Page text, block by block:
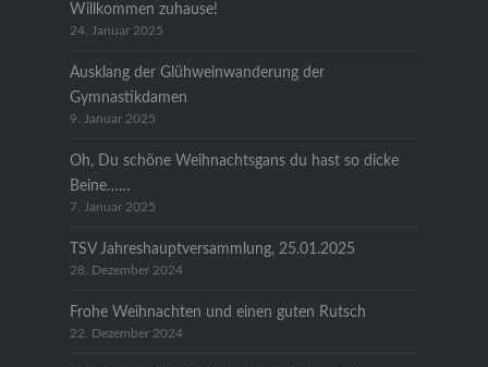
Willkommen zuhause!
24. Januar 2025
Ausklang der Glühweinwanderung der
Gymnastikdamen
9. Januar 2025
Oh, Du schöne Weihnachtsgans du hast so dicke
Beine……
7. Januar 2025
TSV Jahreshauptversammlung, 25.01.2025
28. Dezember 2024
Frohe Weihnachten und einen guten Rutsch
22. Dezember 2024